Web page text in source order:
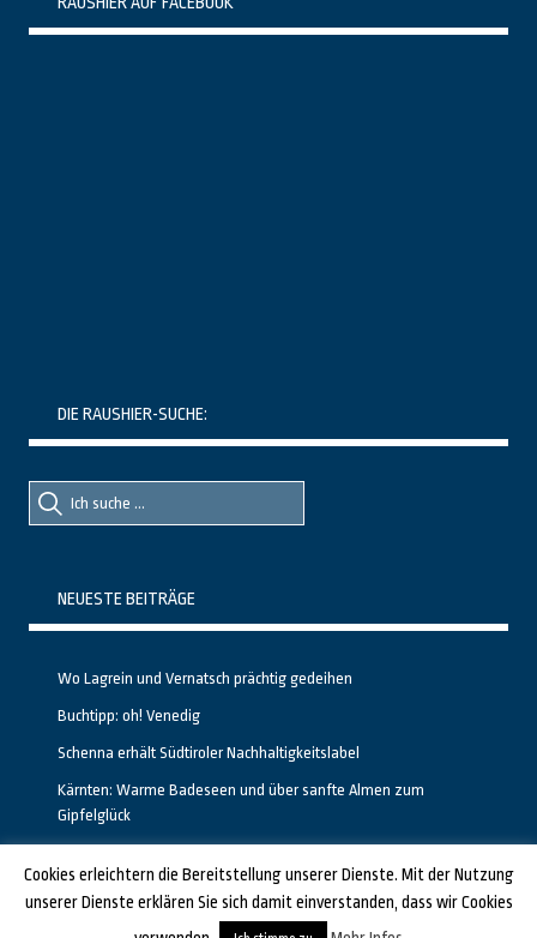
DIE RAUSHIER-SUCHE:
Suche
nach::
Suche
nach:
NEUESTE BEITRÄGE
Wo Lagrein und Vernatsch prächtig gedeihen
Buchtipp: oh! Venedig
Schenna erhält Südtiroler Nachhaltigkeitslabel
Kärnten: Warme Badeseen und über sanfte Almen zum
Gipfelglück
GESTALTET UND PROGRAMMIERT VON ALBERTO & FRANZ BEI LUCID.BERLIN
Cookies erleichtern die Bereitstellung unserer Dienste. Mit der Nutzung
unserer Dienste erklären Sie sich damit einverstanden, dass wir Cookies